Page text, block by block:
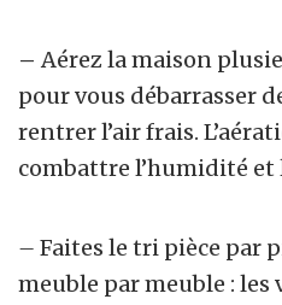
– Aérezla maison
pour vous débarrasser
rentrer l’air frais.
combattre l’humidité et
– Faites le tri pièce par
meuble par meuble : les